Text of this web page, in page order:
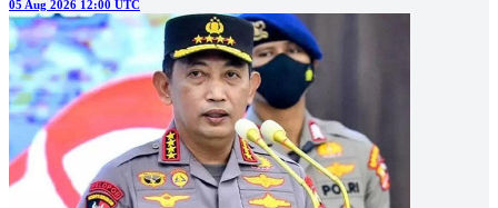
05 Aug 2026 12:00 UTC